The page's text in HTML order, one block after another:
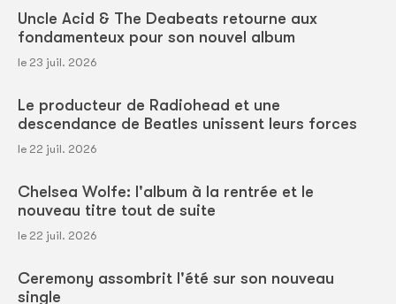
Uncle Acid & The Deabeats retourne aux
fondamenteux pour son nouvel album
le 23 juil. 2026
Le producteur de Radiohead et une
descendance de Beatles unissent leurs forces
le 22 juil. 2026
Chelsea Wolfe: l'album à la rentrée et le
nouveau titre tout de suite
le 22 juil. 2026
Ceremony assombrit l'été sur son nouveau
single